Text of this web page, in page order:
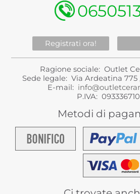
Registrati ora!
Ragione sociale: Outlet
Sede legale: Via Ardeatina 775
E-mail:
P.IVA:
Metodi di